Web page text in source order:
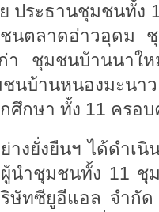
ประธานชุมชนทั้
ตลาดอ่าวอุดม
า ชุมชนบ้านนาใ
นบ้านหนองมะนา
ศึกษา ทั้ง 11 ครอบ
างยั่งยืนฯ ได้ดำเ
นำชุมชนทั้ง 11 ชุ
ษัทซียูอีแอล จำกั